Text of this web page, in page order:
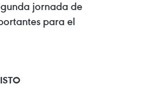
jornada de
para el